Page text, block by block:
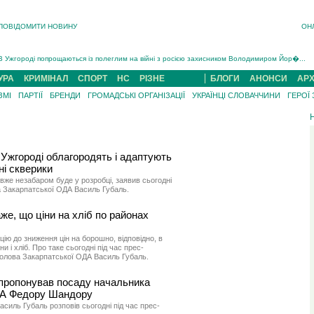
НОВИНУ
Ужгороді попрощаються із полеглим на війні з росією захисником Володимиром Йор�...
Ужгороді 5 серпня попрощаються із захисником Богданом Югасом, який два роки �...
загибель захисника із Нанкова на Хустщині Юліана Гербея (ФОТО)[/gree...
війні з рф поліг військовий з Виноградова Ігнат Роздяловський (ФОТО)...
КРИМІНАЛ СПОРТ НС РІЗНЕ БЛОГИ АНОНСИ
ПАРТІЇ БРЕНДИ ГРОМАДСЬКІ ОРГАНІЗАЦІЇ УКРАЇНЦІ СЛОВАЧЧИНИ ГЕРОЇ
облагородять і адаптують
скверики
незабаром буде у розробці, заявив сьогодні
Закарпатської ОДА Василь Губаль.
що ціни на хліб по районах
до зниження цін на борошно, відповідно, в
і хліб. Про таке сьогодні під час прес-
Закарпатської ОДА Василь Губаль.
посаду начальника
Федору Шандору
Губаль розповів сьогодні під час прес-